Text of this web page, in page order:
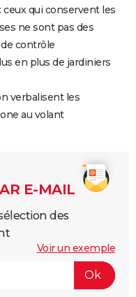
ceux qui conservent les
ne sont pas des
contrôle
en plus de jardiniers
verbalisent les
au volant
E-MAIL
des
Voir un exemple